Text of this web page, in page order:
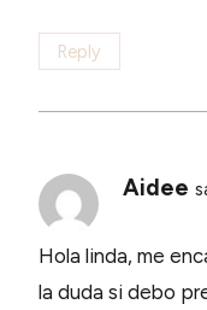
Reply
Aidee
Hola linda, me
la duda si debo